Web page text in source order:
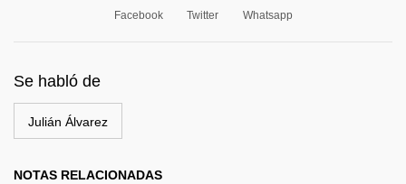
Facebook Twitter Whatsapp
Se habló de
Julián Álvarez
NOTAS RELACIONADAS